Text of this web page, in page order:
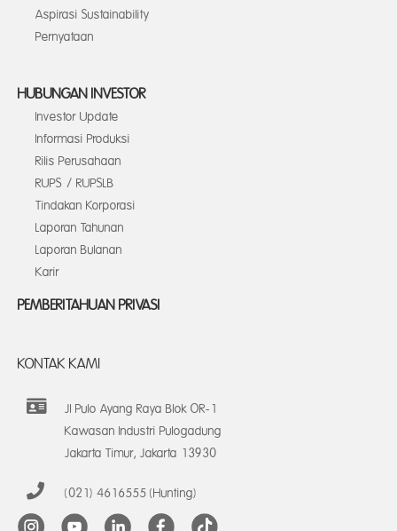
Aspirasi Sustainability
Pernyataan
HUBUNGAN INVESTOR
Investor Update
Informasi Produksi
Rilis Perusahaan
RUPS / RUPSLB
Tindakan Korporasi
Laporan Tahunan
Laporan Bulanan
Karir
PEMBERITAHUAN PRIVASI
KONTAK KAMI
Jl Pulo Ayang Raya Blok OR-1
Kawasan Industri Pulogadung
Jakarta Timur, Jakarta 13930
(021) 4616555 (Hunting)